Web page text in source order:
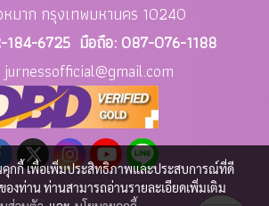
มาก กรุงเทพมหานคร 10240
184-6725 มือถือ: 087-076-1188
jurnessofficial@gmail.com
คุกกี้ เพื่อเพิ่มประสิทธิภาพและประสบการณ์ที่ดี
องท่าน ท่านสามารถอ่านรายละเอียดเพิ่มเติม